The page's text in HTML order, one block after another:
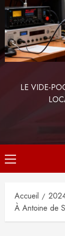
LE VIDE-
Menu
principal
Accueil
À Antoine de